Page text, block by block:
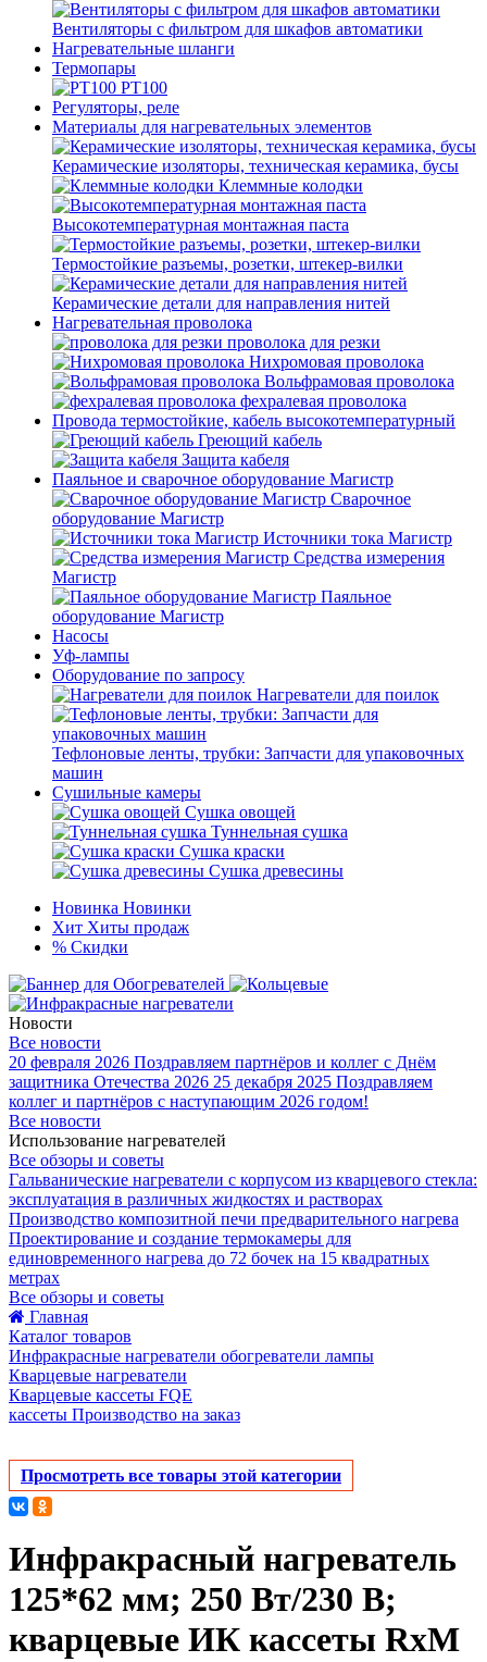
Вентиляторы с фильтром для шкафов автоматики
Нагревательные шланги
Термопары
PT100
Регуляторы, реле
Материалы для нагревательных элементов
Керамические изоляторы, техническая керамика, бусы
Клеммные колодки
Высокотемпературная монтажная паста
Термостойкие разъемы, розетки, штекер-вилки
Керамические детали для направления нитей
Нагревательная проволока
проволока для резки
Нихромовая проволока
Вольфрамовая проволока
фехралевая проволока
Провода термостойкие, кабель высокотемпературный
Греющий кабель
Защита кабеля
Паяльное и сварочное оборудование Магистр
Сварочное
оборудование Магистр
Источники тока Магистр
Средства измерения
Магистр
Паяльное
оборудование Магистр
Насосы
Уф-лампы
Оборудование по запросу
Нагреватели для поилок
Тефлоновые ленты, трубки: Запчасти для упаковочных
машин
Сушильные камеры
Сушка овощей
Туннельная сушка
Сушка краски
Сушка древесины
Новинка Новинки
Хит Хиты продаж
% Скидки
Новости
Все новости
20 февраля 2026 Поздравляем партнёров и коллег с Днём
защитника Отечества 2026 25 декабря 2025 Поздравляем
коллег и партнёров с наступающим 2026 годом!
Все новости
Использование нагревателей
Все обзоры и советы
Гальванические нагреватели с корпусом из кварцевого стекла:
эксплуатация в различных жидкостях и растворах
Производство композитной печи предварительного нагрева
Проектирование и создание термокамеры для
единовременного нагрева до 72 бочек на 15 квадратных
метрах
Все обзоры и советы
Главная
Каталог товаров
Инфракрасные нагреватели обогреватели лампы
Кварцевые нагреватели
Кварцевые кассеты FQE
кассеты Производство на заказ
Просмотреть все товары этой категории
Инфракрасный нагреватель
125*62 мм; 250 Вт/230 В;
кварцевые ИК кассеты RxM